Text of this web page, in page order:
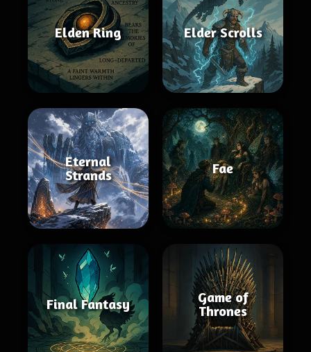
Elden Ring Elder Scrolls
Eternal
Strands
Fae
Final Fantasy
Game of
Thrones